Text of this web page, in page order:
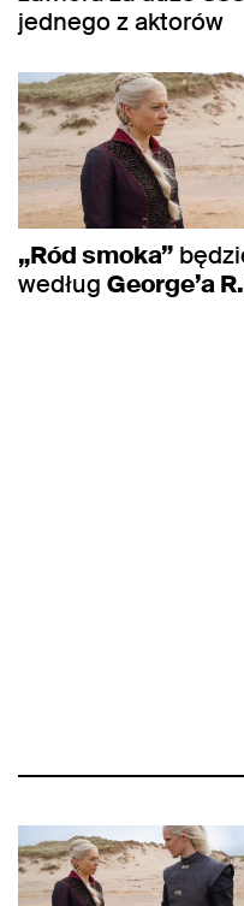
jednego z aktorów
„Ród smoka”
według George’a